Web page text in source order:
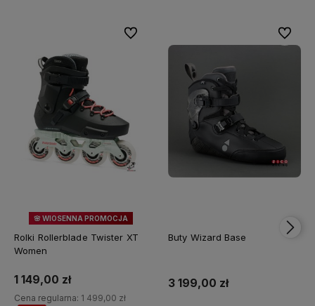
🌸 WIOSENNA PROMOCJA
Rolki Rollerblade Twister XT
Women
1 149,00 zł
Cena regularna: 1 499,00 zł
Do ulubionych
Buty Wizard Base
3 199,00 zł
Do